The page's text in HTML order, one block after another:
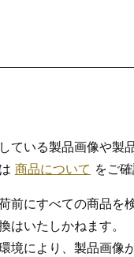
ている製品画像や製
商品について をご確
前にすべての商品を
はいたしかねます。
境により、製品画像